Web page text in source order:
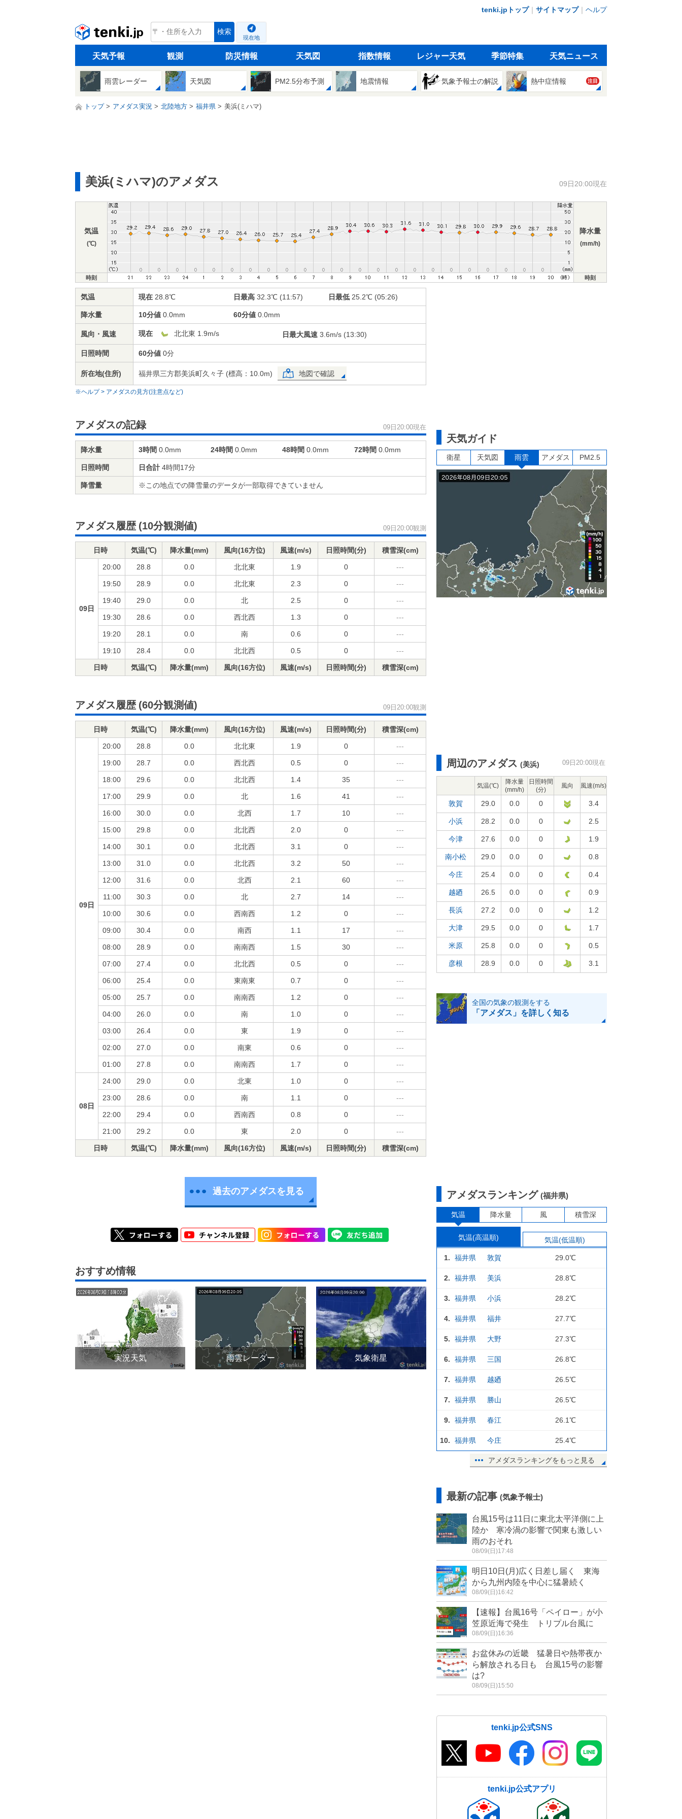
tenki.jpトップ｜ サイトマップ｜ ヘルプ
tenki.jp 検索
現在地
天気予報 観測 防災情報 天気図 指数情報 レジャー天気 季節特集 天気ニュース
雨雲レーダー 天気図 PM2.5分布予測 地震情報 気象予報士の解説 熱中症情報 注目
トップ アメダス実況 北陸地方 福井県 美浜(ミハマ)
美浜(ミハマ)のアメダス 09日20:00現在
気温
(℃)
降水量
(mm/h)
時刻 時刻
気温 現在 28.8℃ 日最高32.3℃ (11:57) 日最低25.2℃ (05:26)
降水量 10分値 0.0mm 60分値0.0mm
風向・風速 現在 北北東 1.9m/s 日最大風速 3.6m/s (13:30)
日照時間 60分値 0分
所在地(住所) 福井県三方郡美浜町久々子 (標高：10.0m) 地図で確認
※ヘルプ > アメダスの見方(注意点など)
アメダスの記録 09日20:00現在
降水量 3時間 0.0mm 24時間 0.0mm 48時間 0.0mm 72時間 0.0mm
日照時間 日合計 4時間17分
降雪量 ※この地点での降雪量のデータが一部取得できていません
アメダス履歴 (10分観測値) 09日20:00観測
日時 気温(℃) 降水量(mm) 風向(16方位) 風速(m/s) 日照時間(分) 積雪深(cm)
09日
20:00 28.8 0.0 北北東 1.9 0 ---
19:50 28.9 0.0 北北東 2.3 0 ---
19:40 29.0 0.0 北 2.5 0 ---
19:30 28.6 0.0 西北西 1.3 0 ---
19:20 28.1 0.0 南 0.6 0 ---
19:10 28.4 0.0 北北西 0.5 0 ---
日時 気温(℃) 降水量(mm) 風向(16方位) 風速(m/s) 日照時間(分) 積雪深(cm)
アメダス履歴 (60分観測値) 09日20:00観測
日時 気温(℃) 降水量(mm) 風向(16方位) 風速(m/s) 日照時間(分) 積雪深(cm)
09日
20:00 28.8 0.0 北北東 1.9 0 ---
19:00 28.7 0.0 西北西 0.5 0 ---
18:00 29.6 0.0 北北西 1.4 35 ---
17:00 29.9 0.0 北 1.6 41 ---
16:00 30.0 0.0 北西 1.7 10 ---
15:00 29.8 0.0 北北西 2.0 0 ---
14:00 30.1 0.0 北北西 3.1 0 ---
13:00 31.0 0.0 北北西 3.2 50 ---
12:00 31.6 0.0 北西 2.1 60 ---
11:00 30.3 0.0 北 2.7 14 ---
10:00 30.6 0.0 西南西 1.2 0 ---
09:00 30.4 0.0 南西 1.1 17 ---
08:00 28.9 0.0 南南西 1.5 30 ---
07:00 27.4 0.0 北北西 0.5 0 ---
06:00 25.4 0.0 東南東 0.7 0 ---
05:00 25.7 0.0 南南西 1.2 0 ---
04:00 26.0 0.0 南 1.0 0 ---
03:00 26.4 0.0 東 1.9 0 ---
02:00 27.0 0.0 南東 0.6 0 ---
01:00 27.8 0.0 南南西 1.7 0 ---
08日
24:00 29.0 0.0 北東 1.0 0 ---
23:00 28.6 0.0 南 1.1 0 ---
22:00 29.4 0.0 西南西 0.8 0 ---
21:00 29.2 0.0 東 2.0 0 ---
日時 気温(℃) 降水量(mm) 風向(16方位) 風速(m/s) 日照時間(分) 積雪深(cm)
過去のアメダスを見る
おすすめ情報
実況天気 雨雲レーダー 気象衛星
天気ガイド
衛星 天気図 雨雲 アメダス PM2.5
周辺のアメダス (美浜) 09日20:00現在
気温(℃)
降水量
(mm/h)
日照時間
(分)
風向 風速(m/s)
敦賀 29.0 0.0 0 3.4
小浜 28.2 0.0 0 2.5
今津 27.6 0.0 0 1.9
南小松 29.0 0.0 0 0.8
今庄 25.4 0.0 0 0.4
越廼 26.5 0.0 0 0.9
長浜 27.2 0.0 0 1.2
大津 29.5 0.0 0 1.7
米原 25.8 0.0 0 0.5
彦根 28.9 0.0 0 3.1
全国の気象の観測をする
「アメダス」を詳しく知る
アメダスランキング (福井県)
気温 降水量 風 積雪深
気温(高温順) 気温(低温順)
1. 福井県 敦賀 29.0℃
2. 福井県 美浜 28.8℃
3. 福井県 小浜 28.2℃
4. 福井県 福井 27.7℃
5. 福井県 大野 27.3℃
6. 福井県 三国 26.8℃
7. 福井県 越廼 26.5℃
7. 福井県 勝山 26.5℃
9. 福井県 春江 26.1℃
10. 福井県 今庄 25.4℃
アメダスランキングをもっと見る
最新の記事 (気象予報士)
台風15号は11日に東北太平洋側に上
陸か 寒冷渦の影響で関東も激しい
雨のおそれ
08/09(日)17:48
明日10日(月)広く日差し届く 東海
から九州内陸を中心に猛暑続く
08/09(日)16:42
【速報】台風16号「ペイロー」が小
笠原近海で発生 トリプル台風に
08/09(日)16:36
お盆休みの近畿 猛暑日や熱帯夜か
ら解放される日も 台風15号の影響
は?
08/09(日)15:50
tenki.jp公式SNS
tenki.jp公式アプリ